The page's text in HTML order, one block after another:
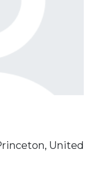
United